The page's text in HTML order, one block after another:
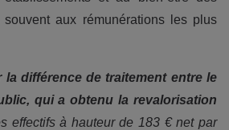
aux rémunérations les plus
la différence de traitement entre le
qui a obtenu la revalorisation
effectifs à hauteur de 183 € net par